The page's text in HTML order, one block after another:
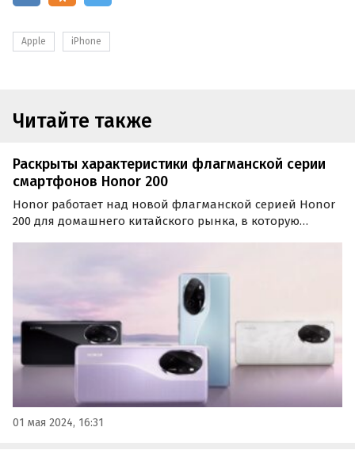
Apple iPhone
Читайте также
Раскрыты характеристики флагманской серии
смартфонов Honor 200
Honor работает над новой флагманской серией Honor
200 для домашнего китайского рынка, в которую
Honor 200 Pro. Их характеристики уже засветились в
01 мая 2024, 16:31